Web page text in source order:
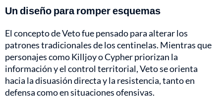
Un diseño para romper esquemas
El concepto de Veto fue pensado para alterar los
patrones tradicionales de los centinelas. Mientras que
personajes como Killjoy o Cypher priorizan la
información y el control territorial, Veto se orienta
hacia la disuasión directa y la resistencia, tanto en
defensa como en situaciones ofensivas.